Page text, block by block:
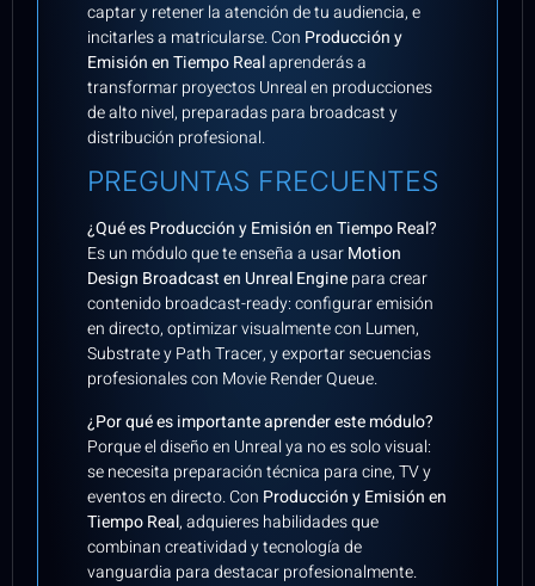
captar y retener la atención de tu audiencia, e
incitarles a matricularse. Con Producción y
Emisión en Tiempo Realaprenderás a
transformar proyectos Unreal en producciones
de alto nivel, preparadas para broadcast y
distribución profesional.
PREGUNTAS FRECUENTES
¿Qué es Producción y Emisión en Tiempo Real?
Es un módulo que te enseña a usarMotion
Design Broadcast en Unreal Enginepara crear
contenido broadcast-ready: configurar emisión
en directo, optimizar visualmente con Lumen,
Substrate y Path Tracer, y exportar secuencias
profesionales con Movie Render Queue.
¿Por qué es importante aprender este módulo?
Porque el diseño en Unreal ya no es solo visual:
se necesita preparación técnica para cine, TV y
eventos en directo. Con Producción y Emisión en
Tiempo Real, adquieres habilidades que
combinan creatividad y tecnología de
vanguardia para destacar profesionalmente.